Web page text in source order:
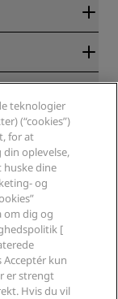
teknologier
(“cookies”)
for at
oplevelse,
huske dine
og
om dig og
[
Acceptér kun
er strengt
Hvis du vil